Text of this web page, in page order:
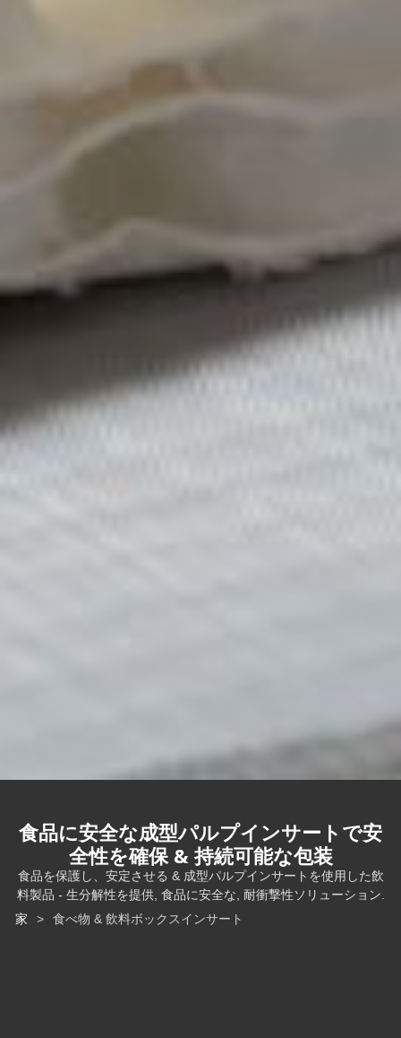
食品に安全な成型パルプインサートで安
全性を確保 & 持続可能な包装
食品を保護し、安定させる & 成型パルプインサートを使用した飲
料製品 - 生分解性を提供, 食品に安全な, 耐衝撃性ソリューション.
家
> 食べ物 & 飲料ボックスインサート